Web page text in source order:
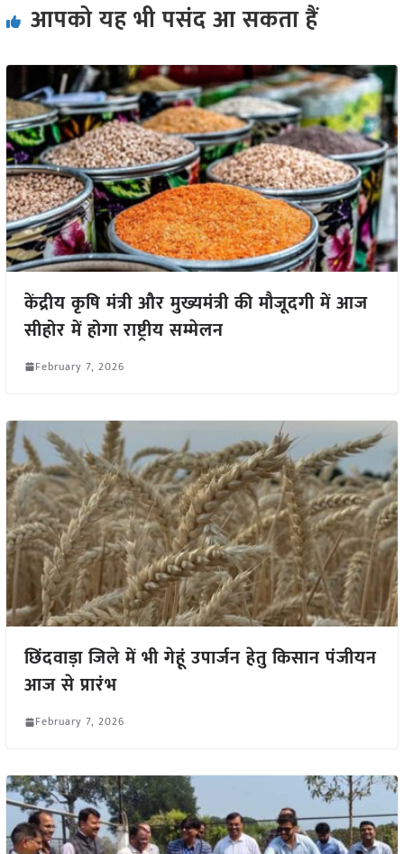
आपको यह भी पसंद आ सकता हैं
केंद्रीय कृषि मंत्री और मुख्यमंत्री की मौजूदगी में आज
सीहोर में होगा राष्ट्रीय सम्मेलन
February 7, 2026
छिंदवाड़ा जिले में भी गेहूं उपार्जन हेतु किसान पंजीयन
आज से प्रारंभ
February 7, 2026